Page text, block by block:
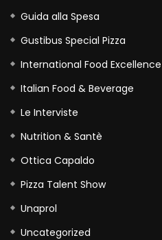
Guida alla Spesa
Gustibus Special Pizza
International Food Excellence
Italian Food & Beverage
Le Interviste
Nutrition & Santè
Ottica Capaldo
Pizza Talent Show
Unaprol
Uncategorized